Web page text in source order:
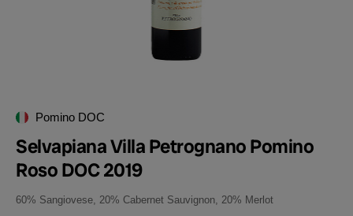
Pomino DOC
Selvapiana Villa Petrognano Pomino
Roso DOC 2019
60% Sangiovese, 20% Cabernet Sauvignon, 20% Merlot